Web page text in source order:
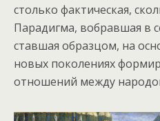
столько фактическая,
Парадигма, вобравшая в
ставшая образцом, на
новых поколениях
отношений между